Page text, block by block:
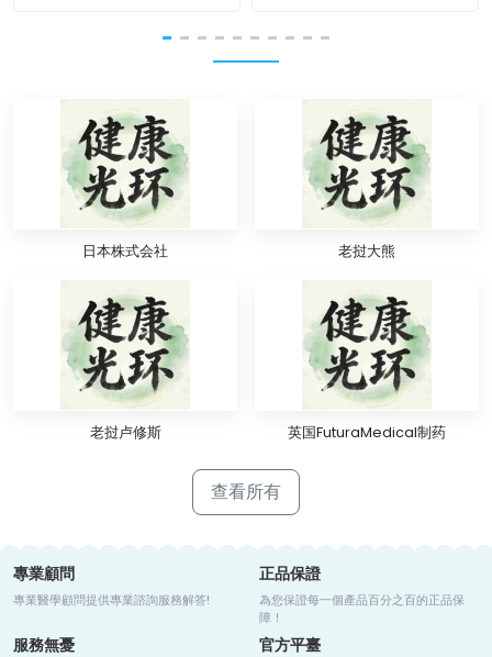
日本株式会社 老挝大熊
老挝卢修斯 英国FuturaMedical制药
查看所有
專業顧問
專業醫學顧問提供專業諮詢服務解答!
正品保證
為您保證每一個產品百分之百的正品保
障！
服務無憂 官方平臺